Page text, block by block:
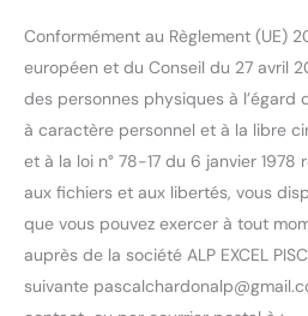
Conformément au Règlement (UE)
européen et du Conseil du 27 avril
des personnes physiques à
à caractère personnel et à la libre
et à la loi n° 78-17 du 6 janvier 1978
aux fichiers et aux libertés, vous
que vous pouvez exercer à tout
auprès de la société ALP EXCEL
suivante